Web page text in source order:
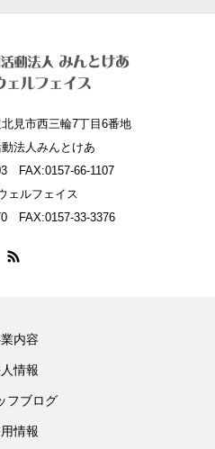
見市西三輪7丁目6番地
法人みんとけあ
FAX:0157-66-1107
ェルフェイス
FAX:0157-33-3376
内容
情報
フブログ
情報